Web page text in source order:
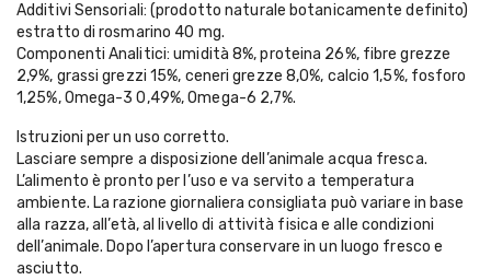
Additivi Sensoriali: (prodotto naturale botanicamente definito)
estratto di rosmarino 40 mg.
Componenti Analitici: umidità 8%, proteina 26%, fibre grezze
2,9%, grassi grezzi 15%, ceneri grezze 8,0%, calcio 1,5%, fosforo
1,25%, Omega-3 0,49%, Omega-6 2,7%.
Istruzioni per un uso corretto.
Lasciare sempre a disposizione dell’animale acqua fresca.
L’alimento è pronto per l’uso e va servito a temperatura
ambiente. La razione giornaliera consigliata può variare in base
alla razza, all’età, al livello di attività fisica e alle condizioni
dell’animale. Dopo l’apertura conservare in un luogo fresco e
asciutto.